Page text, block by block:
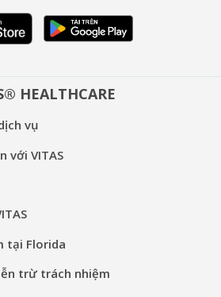
HEALTHCARE
vụ
với VITAS
tại Florida
trừ trách nhiệm